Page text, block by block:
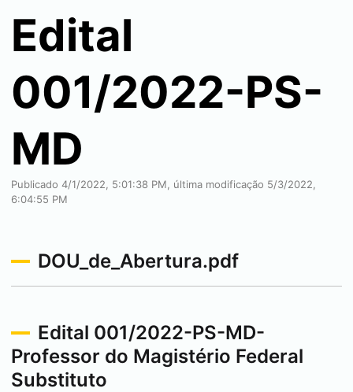
Edital
001/2022-PS-
MD
Publicado 4/1/2022, 5:01:38 PM, última modificação 5/3/2022,
6:04:55 PM
DOU_de_Abertura.pdf
Edital 001/2022-PS-MD-
Professor do Magistério Federal
Substituto